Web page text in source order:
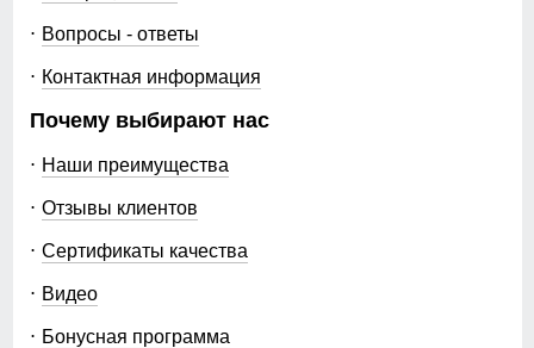
Вопросы - ответы
Контактная информация
Почему выбирают нас
Наши преимущества
Отзывы клиентов
Сертификаты качества
Видео
Бонусная программа